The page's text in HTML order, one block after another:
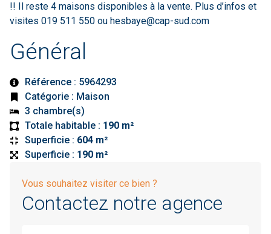
!! Il reste 4 maisons disponibles à la vente. Plus d’infos et
visites 019 511 550 ou hesbaye@cap-sud.com
Général
Référence : 5964293
Catégorie : Maison
3 chambre(s)
Totale habitable : 190 m²
Superficie : 604 m²
Superficie : 190 m²
Vous souhaitez visiter ce bien ?
Contactez notre agence